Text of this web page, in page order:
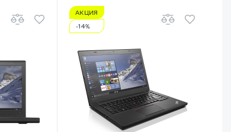
АКЦИЯ
-14%